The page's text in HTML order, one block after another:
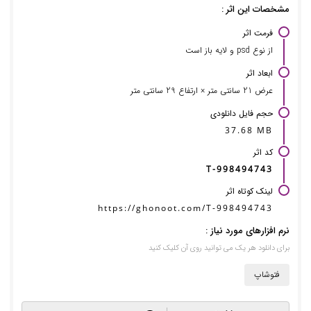
مشخصات این اثر :
فرمت اثر
از نوع psd و لایه باز است
ابعاد اثر
عرض 21 سانتی متر × ارتفاع 29 سانتی متر
حجم فایل دانلودی
37.68 MB
کد اثر
T-998494743
لینک کوتاه اثر
https://ghonoot.com/T-998494743
نرم افزارهای مورد نیاز :
برای دانلود هر یک می توانید روی آن کلیک کنید
فتوشاپ